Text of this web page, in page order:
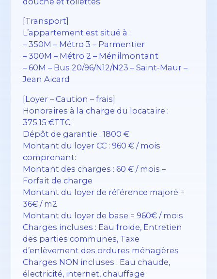
[Transport]
L’appartement est situé à :
– 350M – Métro 3 – Parmentier
– 300M – Métro 2 – Ménilmontant
– 60M – Bus 20/96/N12/N23 – Saint-Maur –
Jean Aicard
[Loyer – Caution – frais]
Honoraires à la charge du locataire :
375.15 €TTC
Dépôt de garantie : 1800 €
Montant du loyer CC : 960 € / mois
comprenant:
Montant des charges : 60 € / mois –
Forfait de charge
Montant du loyer de référence majoré =
36€ / m2
Montant du loyer de base = 960€ / mois
Charges incluses : Eau froide, Entretien
des parties communes, Taxe
d’enlèvement des ordures ménagères
Charges NON incluses : Eau chaude,
électricité, internet, chauffage